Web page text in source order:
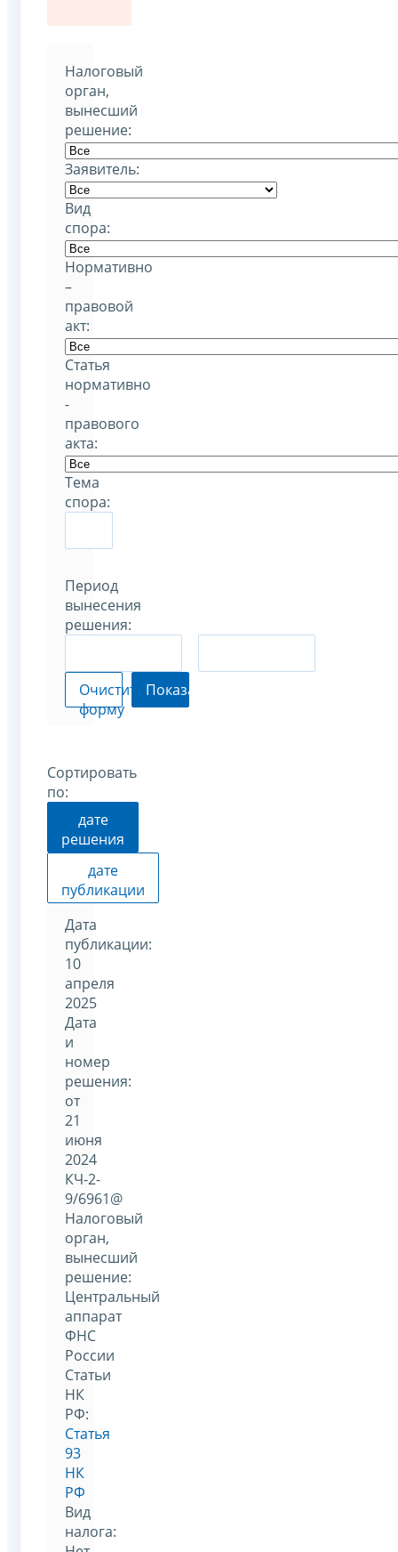
Налоговый
орган,
вынесший
решение:
Заявитель:
Вид
спора:
Нормативно
–
правовой
акт:
Статья
нормативно
-
правового
акта:
Тема
спора:
Период
вынесения
решения:
Очистить
форму
Показать
Сортировать
по:
дате
решения
дате
публикации
Дата
публикации:
10
апреля
2025
Дата
и
номер
решения:
от
21
июня
2024
КЧ-2-
9/6961@
Налоговый
орган,
вынесший
решение:
Центральный
аппарат
ФНС
России
Статьи
НК
РФ:
Статья
93
НК
РФ
Вид
налога: